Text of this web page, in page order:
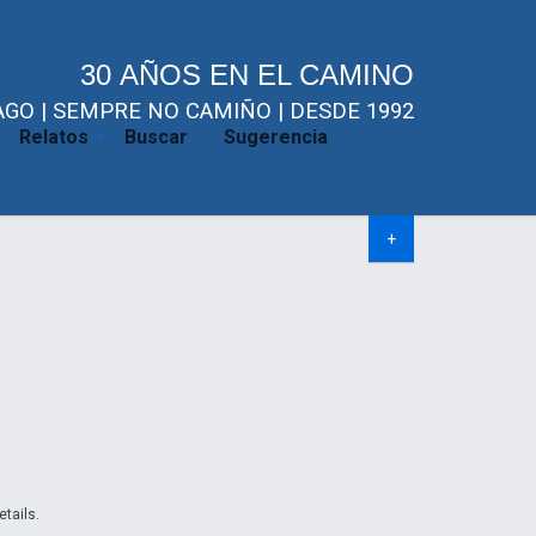
30 AÑOS EN EL CAMINO
| SEMPRE NO CAMIÑO | DESDE 1992
Relatos Buscar Sugerencia
+